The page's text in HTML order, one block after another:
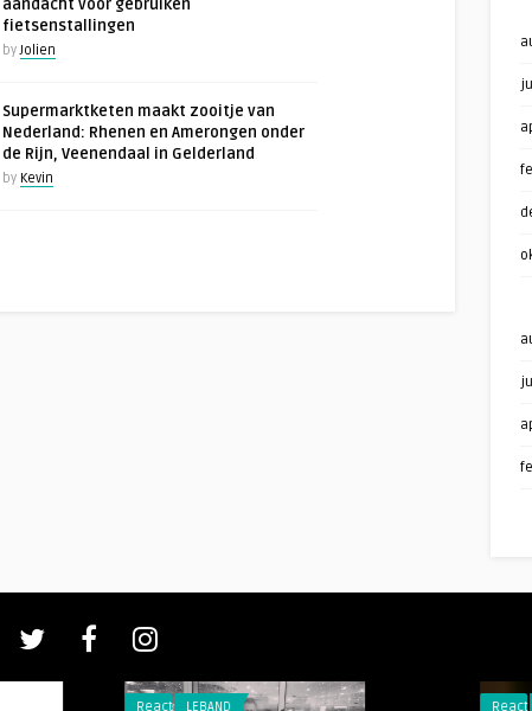
aandacht voor gebruiken
fietsenstallingen
byJolien
Supermarktketen maakt zooitje van
Nederland: Rhenen en Amerongen onder
de Rijn, Veenendaal in Gelderland
by Kevin
LEBAND